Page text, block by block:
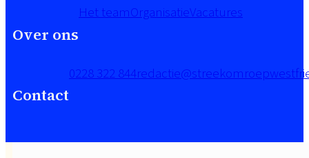
Over ons
Het teamOrganisatieVacatures
Contact
0228 322 844